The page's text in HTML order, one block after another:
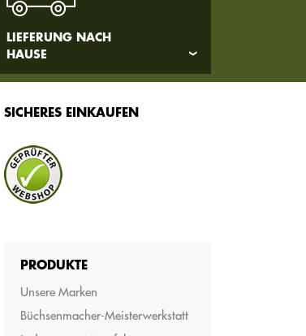
LIEFERUNG NACH
HAUSE
SICHERES EINKAUFEN
PRODUKTE
Unsere Marken
Büchsenmacher-Meisterwerkstatt